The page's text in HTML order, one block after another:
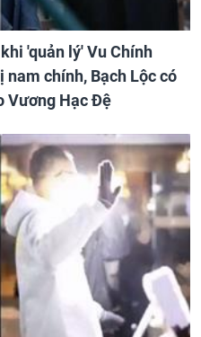
'quản lý' Vu Chính
chính, Bạch Lộc có
Vương Hạc Đệ